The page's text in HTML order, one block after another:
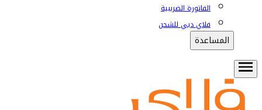
الفاتورة الضريبية
فلاي دبي للشحن
المساعدة